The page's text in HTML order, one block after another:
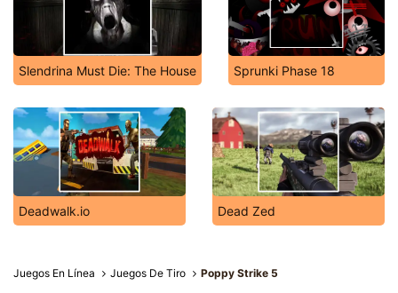
Slendrina Must Die: The House Sprunki Phase 18
Deadwalk.io Dead Zed
Juegos En Línea Juegos De Tiro Poppy Strike 5